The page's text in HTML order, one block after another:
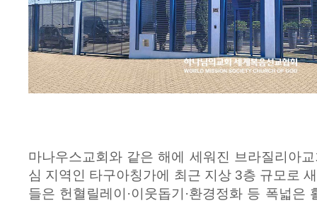
마나우스교회와 같은 해에 세워진 브라질리아교
심 지역인 타구아칭가에 최근 지상 3층 규모로
들은 헌혈릴레이·이웃돕기·환경정화 등 폭넓은